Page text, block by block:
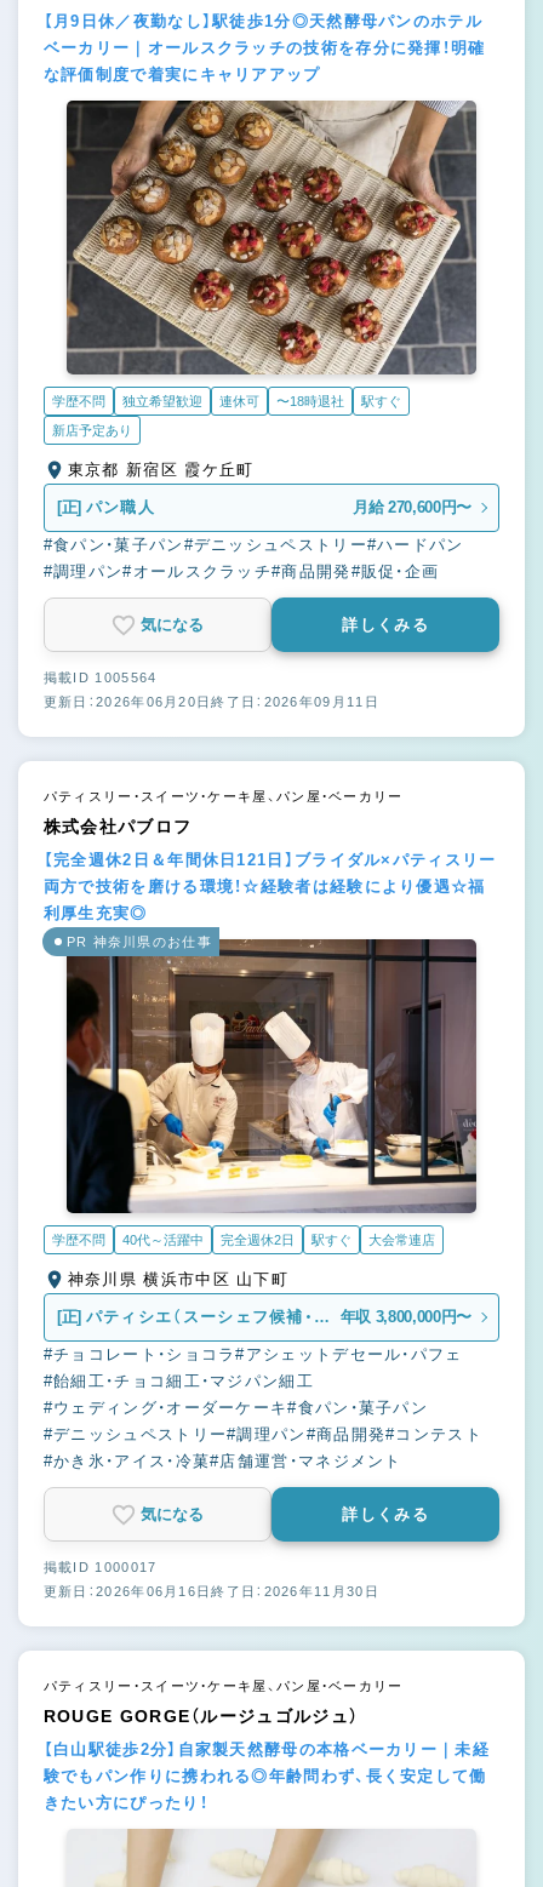
【月9日休／夜勤なし】駅徒歩1分◎天然酵母パンのホテル
ベーカリー｜オールスクラッチの技術を存分に発揮！明確
な評価制度で着実にキャリアアップ
学歴不問 独立希望歓迎 連休可 〜18時退社
駅すぐ
新店予定あり
東京都 新宿区 霞ケ丘町
[正] パン職人 月給 270,600円〜
#食パン・菓子パン #デニッシュペストリー#ハードパン
#調理パン#オールスクラッチ#商品開発#販促・企画
気になる 詳しくみる
掲載ID 1005564
更新日：2026年06月20日終了日：2026年09月11日
パティスリー・スイーツ・ケーキ屋、パン屋・ベーカリー
株式会社パブロフ
【完全週休2日＆年間休日121日】ブライダル×パティスリー
両方で技術を磨ける環境！☆経験者は経験により優遇☆福
利厚生充実◎
PR 神奈川県のお仕事
学歴不問 40代～活躍中 完全週休2日 駅すぐ 大会常連店
神奈川県 横浜市中区 山下町
[正] パティシエ（スーシェフ候補・シ
ェフ候補も含む）
年収 3,800,000円〜
#チョコレート・ショコラ#アシェットデセール・パフェ
#飴細工・チョコ細工・マジパン細工
#ウェディング・オーダーケーキ#食パン・菓子パン
#デニッシュペストリー#調理パン #商品開発#コンテスト
#かき氷・アイス・冷菓#店舗運営・マネジメント
気になる 詳しくみる
掲載ID 1000017
更新日：2026年06月16日終了日：2026年11月30日
パティスリー・スイーツ・ケーキ屋、パン屋・ベーカリー
ROUGE GORGE（ルージュゴルジュ）
【白山駅徒歩2分】自家製天然酵母の本格ベーカリー｜未経
験でもパン作りに携われる◎年齢問わず、長く安定して働
きたい方にぴったり！